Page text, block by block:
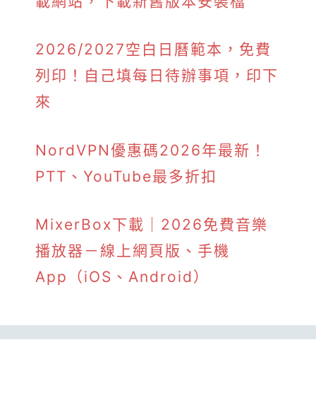
2026/2027空白日曆範本，免費
列印！自己填每日待辦事項，印下
來
NordVPN優惠碼2026年最新！
PTT、YouTube最多折扣
MixerBox下載｜2026免費音樂
播放器－線上網頁版、手機
App（iOS、Android）